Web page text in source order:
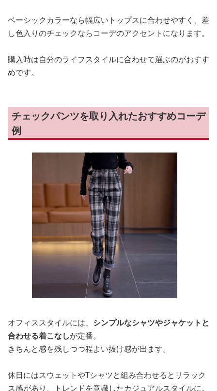
ベーシックカラーなら幅広いトップスに合わせやすく、差
し色入りのチェックならコーデのアクセントになります。
購入時は自分のライフスタイルに合わせて選ぶのがおすす
めです。
チェックパンツを取り入れたおすすめコーデ
例
オフィススタイルには、 シンプルなシャツやジャケットと
合わせる着こなしが定番。
きちんと感を残しつつ程よい抜け感が出ます。
休日にはスウェットやTシャツと組み合わせるとリラック
ス感があり、トレンドを意識したカジュアルスタイルに。